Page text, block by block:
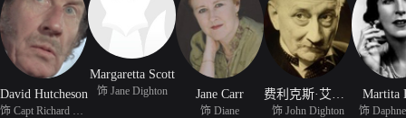
David Hutcheson
Margaretta Scott
饰 Jane Dighton Jane Carr
饰 Diane 饰 John Dighton
Martita
饰